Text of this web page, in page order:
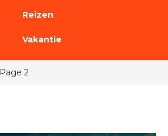
Reizen
Vakantie
Page 2